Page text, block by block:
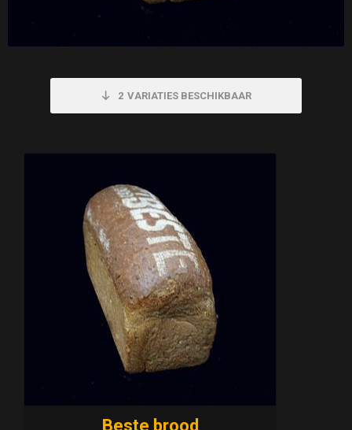
2 VARIATIES BESCHIKBAAR
Beste brood